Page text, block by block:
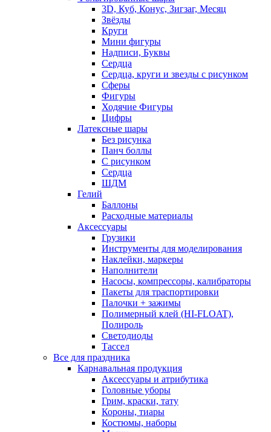
3D, Куб, Конус, Зигзаг, Месяц
Звёзды
Круги
Мини фигуры
Надписи, Буквы
Сердца
Сердца, круги и звезды с рисунком
Сферы
Фигуры
Ходячие Фигуры
Цифры
Латексные шары
Без рисунка
Панч боллы
С рисунком
Сердца
ШДМ
Гелий
Баллоны
Расходные материалы
Аксессуары
Грузики
Инструменты для моделирования
Наклейки, маркеры
Наполнители
Насосы, компрессоры, калибраторы
Пакеты для траспортировки
Палочки + зажимы
Полимерный клей (HI-FLOAT),
Полироль
Светодиоды
Тассел
Все для праздника
Карнавальная продукция
Аксессуары и атрибутика
Головные уборы
Грим, краски, тату
Короны, тиары
Костюмы, наборы